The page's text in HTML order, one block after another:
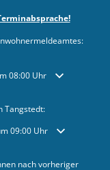
auszublenden
08:00 Uhr
Tangstedt:
auszublenden
09:00 Uhr
nach vorheriger